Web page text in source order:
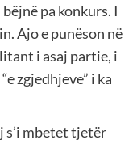
pa konkurs. I
Ajo e punëson në
i asaj partie, i
zgjedhjeve” i ka
s’i mbetet tjetër